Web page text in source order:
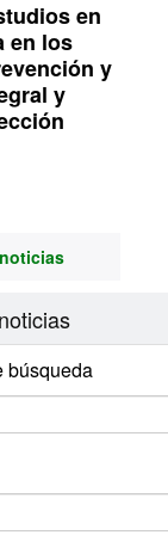
en
en los
y
y
búsqueda